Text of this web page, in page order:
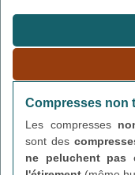
Compresses non
Les compresses
sont des
ne peluchent pas